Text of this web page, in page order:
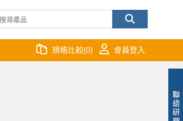
規格比較(0) 會員登入